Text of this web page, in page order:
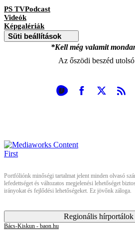
PS TVPodcast
Videók
Képgalériák
Süti beállítások
*Kell még valamit
Az őszödi beszéd
Portfóliónk minőségi tartalmat jelent minden olvasó
lefedettséget és változatos megjelenési lehetőséget
irányokat és fejlődési lehetőségeket. Ez jövőnk záloga.
Regionális hírportálok
Bács-Kiskun - baon.hu